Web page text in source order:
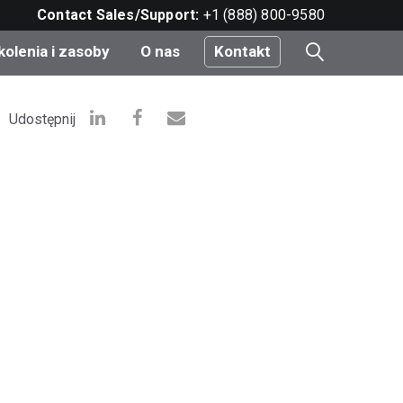
Contact Sales/Support: +1 (888) 800-9580
i zasoby O nas Kontakt
Udostępnij